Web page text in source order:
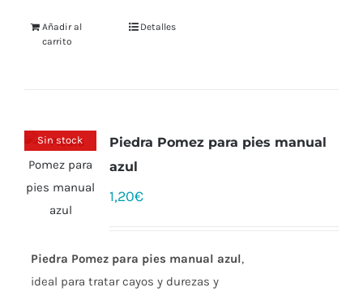
Añadir al
carrito
Detalles
Sin stock
Piedra Pomez para pies manual
azul
1,20€
Piedra Pomez para pies manual azul,
ideal para tratar cayos y durezas y